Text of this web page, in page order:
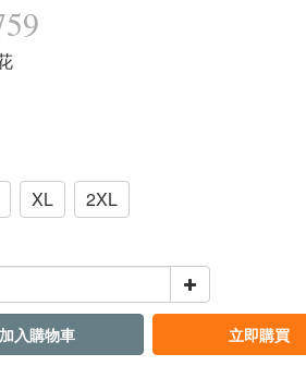
XL 2XL
加入購物車 立即購買